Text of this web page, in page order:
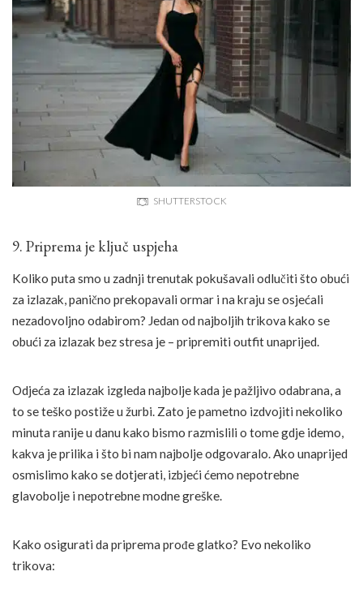
SHUTTERSTOCK
9. Priprema je ključ uspjeha
Koliko puta smo u zadnji trenutak pokušavali odlučiti što obući
za izlazak, panično prekopavali ormar i na kraju se osjećali
nezadovoljno odabirom? Jedan od najboljih trikova kako se
obući za izlazak bez stresa je – pripremiti outfit unaprijed.
Odjeća za izlazak izgleda najbolje kada je pažljivo odabrana, a
to se teško postiže u žurbi. Zato je pametno izdvojiti nekoliko
minuta ranije u danu kako bismo razmislili o tome gdje idemo,
kakva je prilika i što bi nam najbolje odgovaralo. Ako unaprijed
osmislimo kako se dotjerati, izbjeći ćemo nepotrebne
glavobolje i nepotrebne modne greške.
Kako osigurati da priprema prođe glatko? Evo nekoliko
trikova: